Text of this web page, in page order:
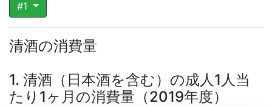
#1
清酒の消費量
1. 清酒（日本酒を含む）の成人1人当
たり1ヶ月の消費量（2019年度）